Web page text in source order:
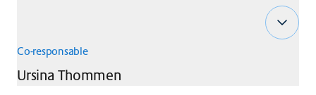
Co-responsable
Ursina Thommen